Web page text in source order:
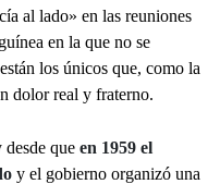
al lado» en las reuniones
en la que no se
los únicos que, como la
dolor real y fraterno.
que en 1959 el
y el gobierno organizó una